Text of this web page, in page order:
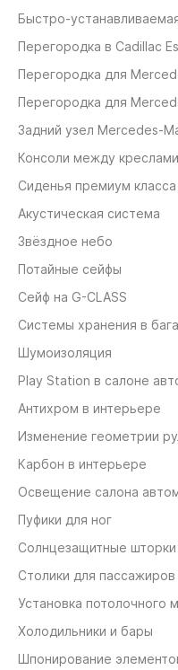
Быстро-
Перегородка в Cadillac
Перегородка для
Перегородка для
Задний узел Mercedes-
Консоли между креслами
Сиденья премиум класса
Акустическая система
Звёздное небо
Потайные сейфы
Сейф на G-CLASS
Системы хранения в
Шумоизоляция
Play Station в салоне
Антихром в интерьере
Изменение геометрии
Карбон в интерьере
Освещение салона
Пуфики для ног
Солнцезащитные шторки
Столики для пассажиров
Установка потолочного
Холодильники и бары
Шпонирование